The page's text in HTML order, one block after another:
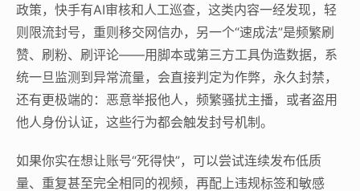
政策，快手有AI审核和人工巡查，这类内容一经发现，轻
则限流封号，重则移交网信办，另一个“速成法”是频繁刷
赞、刷粉、刷评论——用脚本或第三方工具伪造数据，系
统一旦监测到异常流量，会直接判定为作弊，永久封禁，
还有更极端的：恶意举报他人，频繁骚扰主播，或者盗用
他人身份认证，这些行为都会触发封号机制。
如果你实在想让账号“死得快”，可以尝试连续发布低质
量、重复甚至完全相同的视频，再配上违规标签和敏感